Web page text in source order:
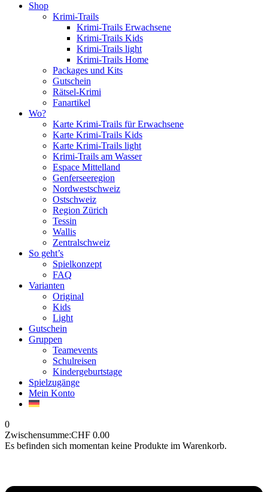
Shop
Krimi-Trails
Krimi-Trails Erwachsene
Krimi-Trails Kids
Krimi-Trails light
Krimi-Trails Home
Packages und Kits
Gutschein
Rätsel-Krimi
Fanartikel
Wo?
Karte Krimi-Trails für Erwachsene
Karte Krimi-Trails Kids
Karte Krimi-Trails light
Krimi-Trails am Wasser
Espace Mittelland
Genferseeregion
Nordwestschweiz
Ostschweiz
Region Zürich
Tessin
Wallis
Zentralschweiz
So geht’s
Spielkonzept
FAQ
Varianten
Original
Kids
Light
Gutschein
Gruppen
Teamevents
Schulreisen
Kindergeburtstage
Spielzugänge
Mein Konto
0
Zwischensumme:CHF 0.00
Es befinden sich momentan keine Produkte im Warenkorb.